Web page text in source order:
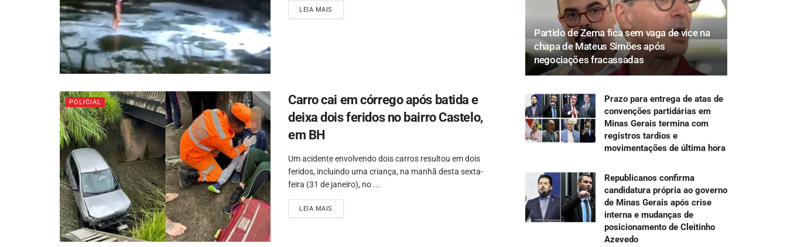
LEIA MAIS
POLICIAL
Carro cai em córrego após batida e
deixa dois feridos no bairro Castelo,
em BH
Um acidente envolvendo dois carros resultou em dois
feridos, incluindo uma criança, na manhã desta sexta-
feira (31 de janeiro), no ...
LEIA MAIS
Partido de Zema fica sem vaga de vice na
chapa de Mateus Simões após
negociações fracassadas
Prazo para entrega de atas de
convenções partidárias em
Minas Gerais termina com
registros tardios e
movimentações de última hora
Republicanos confirma
candidatura própria ao governo
de Minas Gerais após crise
interna e mudanças de
posicionamento de Cleitinho
Azevedo